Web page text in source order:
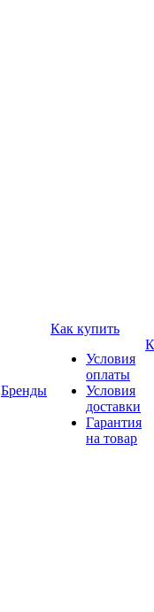
Бренды
Как купить
Условия
оплаты
Условия
доставки
Гарантия
на товар